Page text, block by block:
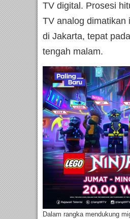
TV digital. Prosesi
TV analog dimatikan
di Jakarta, tepat
tengah malam.
Dalam rangka mendukung